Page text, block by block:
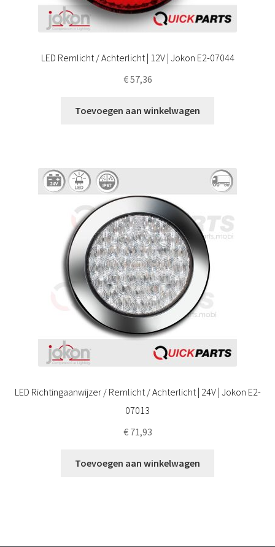
LED Remlicht / Achterlicht | 12V | Jokon E2-07044
€57,36
Toevoegen aan winkelwagen
LED Richtingaanwijzer / Remlicht / Achterlicht | 24V | Jokon E2-
07013
€71,93
Toevoegen aan winkelwagen